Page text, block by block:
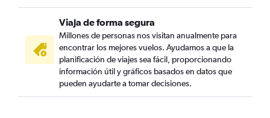
Viaja de forma segura
Millones de personas nos visitan anualmente para
encontrar los mejores vuelos. Ayudamos a que la
planificación de viajes sea fácil, proporcionando
información útil y gráficos basados en datos que
pueden ayudarte a tomar decisiones.